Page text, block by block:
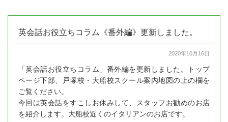
英会話お役立ちコラム《番外編》更新しました。
2020年10月16日
「英会話お役立ちコラム」番外編を更新しました。トップ
ページ下部、戸塚校・大船校スクール案内地図の上の欄を
ご覧ください。
今回は英会話をすこしお休みして、スタッフお勧めのお店
を紹介します。大船校近くのイタリアンのお店です。